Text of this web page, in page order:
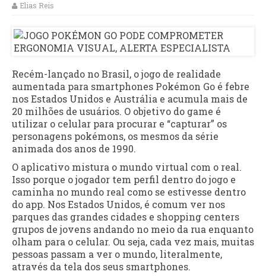
Elias Reis
Recém-lançado no Brasil, o jogo de realidade
aumentada para smartphones Pokémon Go é febre
nos Estados Unidos e Austrália e acumula mais de
20 milhões de usuários. O objetivo do game é
utilizar o celular para procurar e “capturar” os
personagens pokémons, os mesmos da série
animada dos anos de 1990.
O aplicativo mistura o mundo virtual com o real.
Isso porque o jogador tem perfil dentro do jogo e
caminha no mundo real como se estivesse dentro
do app. Nos Estados Unidos, é comum ver nos
parques das grandes cidades e shopping centers
grupos de jovens andando no meio da rua enquanto
olham para o celular. Ou seja, cada vez mais, muitas
pessoas passam a ver o mundo, literalmente,
através da tela dos seus smartphones.